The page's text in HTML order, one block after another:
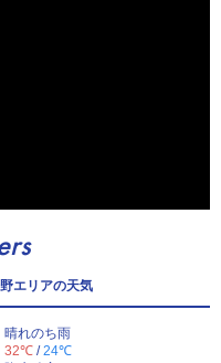
エリアの天気
晴れのち雨
32℃ /24℃